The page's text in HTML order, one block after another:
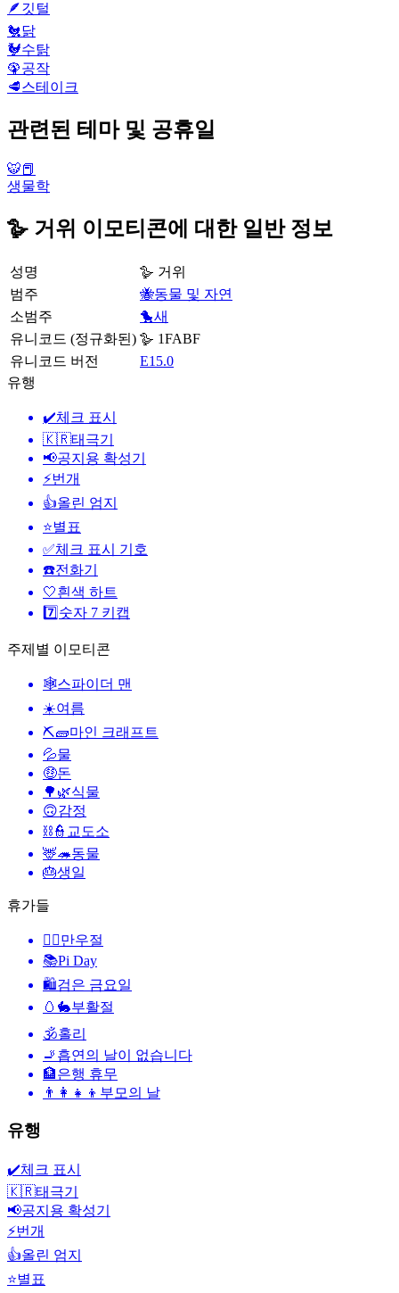
🪶깃털
🐔닭
🐓수탉
🦚공작
🥩스테이크
관련된 테마 및 공휴일
🐯📕
생물학
🪿 거위 이모티콘에 대한 일반 정보
성명
🪿 거위
범주
🐝동물 및 자연
소범주
🐤새
유니코드 (정규화된) 🪿 1FABF
유니코드 버전
E15.0
유행
✔️체크 표시
🇰🇷태극기
📢공지용 확성기
⚡번개
👍올린 엄지
⭐별표
✅체크 표시 기호
☎️전화기
🤍흰색 하트
7️⃣ 숫자 7 키캡
주제별 이모티콘
🕸️스파이더 맨
☀️여름
⛏🧱마인 크래프트
💦물
🤑돈
🌳🌿식물
🙃감정
⛓️👮 교도소
🦌🦔동물
🎂생일
휴가들
🙆‍♂️만우절
📚Pi Day
🛍검은 금요일
🥚🐇부활절
🕉홀리
🚬 흡연의 날이 없습니다
🏦은행 휴무
👨‍👩‍👧‍👦 부모의 날
유행
✔️체크 표시
🇰🇷태극기
📢공지용 확성기
⚡번개
👍올린 엄지
⭐별표